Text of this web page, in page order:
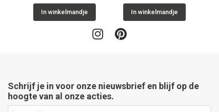
In winkelmandje In winkelmandje
Schrijf je in voor onze nieuwsbrief en blijf op de
hoogte van al onze acties.